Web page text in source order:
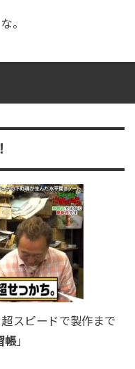
。
超スピードで製作まで
帳」